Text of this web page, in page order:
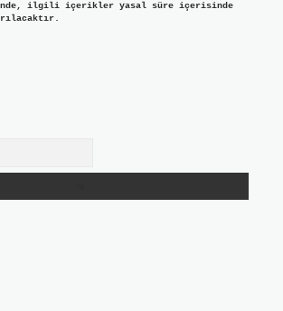
ilgili içerikler yasal süre içerisinde